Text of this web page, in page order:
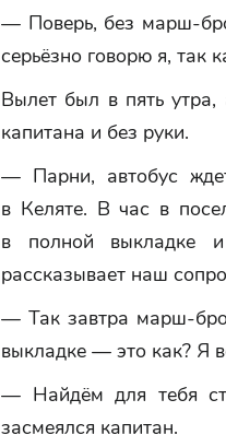
— Поверь, без марш-
серьёзно говорю я, так
Вылет был в пять утра,
капитана и без руки.
— Парни, автобус
в Келяте. В час в
в полной выкладке
рассказывает наш
— Так завтра марш-
выкладке — это как? Я
— Найдём для тебя
засмеялся капитан.